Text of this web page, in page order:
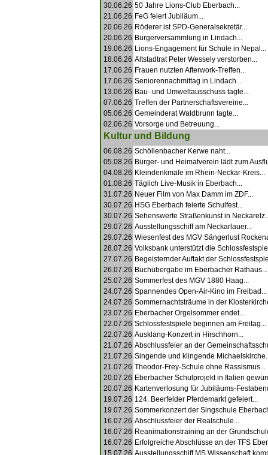
30.06.26 50 Jahre Lions-Club Eberbach...
21.06.26 FeG feiert Jubiläum...
20.06.26 Röderer ist SPD-Generalsekretär...
20.06.26 Bürgerversammlung in Lindach...
19.06.26 Lions-Engagement für Schule in Nepal...
18.06.26 Altstadtrat Peter Wessely verstorben...
17.06.26 Frauen nutzten Afterwork-Treffen...
17.06.26 Seniorennachmittag in Lindach...
13.06.26 Bau- und Umweltausschuss tagte...
07.06.26 Treffen der Partnerschaftsvereine...
05.06.26 Gemeinderat Waldbrunn tagte...
02.06.26 Vorsorge und Betreuung...
Kultur und Bildung
06.08.26 Schöllenbacher Kerwe naht...
05.08.26 Bürger- und Heimatverein lädt zum
04.08.26 Kleindenkmale im Rhein-Neckar-Kreis...
01.08.26 Täglich Live-Musik in Eberbach...
31.07.26 Neuer Film von Max Damm im ZDF...
30.07.26 HSG Eberbach feierte Schulfest...
30.07.26 Sehenswerte Straßenkunst in
29.07.26 Ausstellungsschiff am Neckarlauer...
29.07.26 Wiesenfest des MGV Sängerlust
28.07.26 Volksbank unterstützt die
27.07.26 Begeisternder Auftakt der
26.07.26 Buchübergabe im Eberbacher Rathaus...
25.07.26 Sommerfest des MGV 1880 Haag...
24.07.26 Spannendes Open-Air-Kino im Freibad...
24.07.26 Sommernachtsträume in der
23.07.26 Eberbacher Orgelsommer endet...
22.07.26 Schlossfestspiele beginnen am Freitag...
22.07.26 Ausklang-Konzert in Hirschhorn...
21.07.26 Abschlussfeier an der
21.07.26 Singende und klingende
21.07.26 Theodor-Frey-Schule ohne Rassismus...
20.07.26 Eberbacher Schulprojekt in Italien
20.07.26 Kartenverlosung für Jubiläums-
19.07.26 124. Beerfelder Pferdemarkt gefeiert...
19.07.26 Sommerkonzert der Singschule
16.07.26 Abschlussfeier der Realschule...
16.07.26 Reanimationstraining an der
16.07.26 Erfolgreiche Abschlüsse an der TFS
15.07.26 Ausstellungsschiff MS Wissenschaft